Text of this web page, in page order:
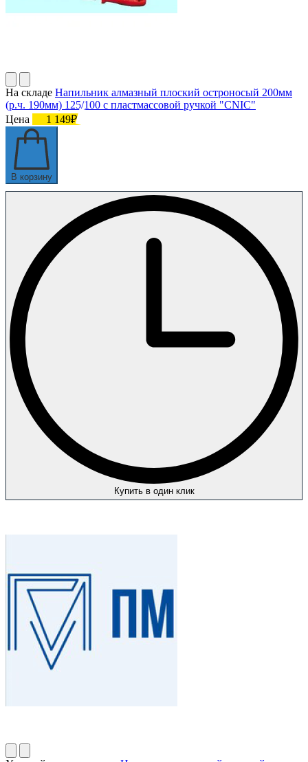
На складе Напильник алмазный плоский остроносый 200мм
(р.ч. 190мм) 125/100 с пластмассовой ручкой "CNIC"
Цена
1 149₽
В корзину
Купить в один клик